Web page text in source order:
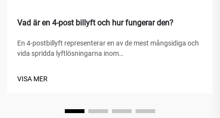
Vad är en 4-post billyft och hur fungerar den?
En 4-postbillyft representerar en av de mest mångsidiga och
vida spridda lyftlösningarna inom
VISA MER